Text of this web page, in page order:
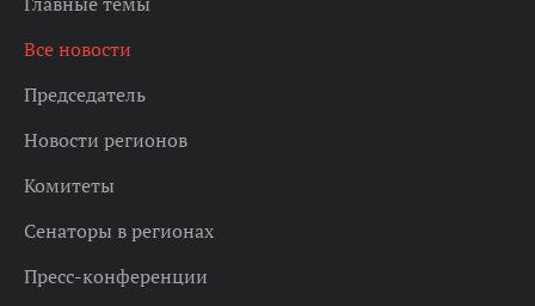
Все новости
Председатель
Новости регионов
Комитеты
Сенаторы в регионах
Пресс-конференции